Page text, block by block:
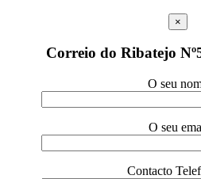
×
Correio do Ribatejo
O seu
O seu
Contacto